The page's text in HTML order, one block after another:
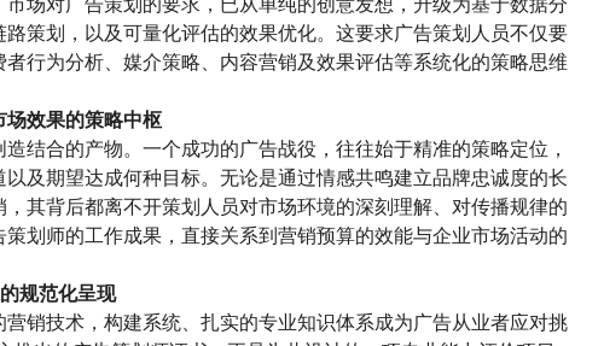
场对广告策划的要求，已从单纯的创意发想，升级为基于数据分
策划，以及可量化评估的效果优化。这要求广告策划人员不仅要
行为分析、媒介策略、内容营销及效果评估等系统化的策略思维
场效果的策略中枢
结合的产物。一个成功的广告战役，往往始于精准的策略定位 ，
以及期望达成何种目标。无论是通过情感共鸣建立品牌忠诚度的长
其背后都离不开策划人员对市场环境的深刻理解、对传播规律的
策划师的工作成果，直接关系到营销预算的效能与企业市场活动的
规范化呈现
销技术，构建系统、扎实的专业知识体系成为广告从业者应对挑